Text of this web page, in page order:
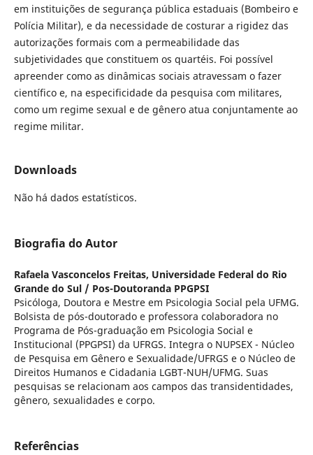
em instituições de segurança pública estaduais (Bombeiro e
Polícia Militar), e da necessidade de costurar a rigidez das
autorizações formais com a permeabilidade das
subjetividades que constituem os quartéis. Foi possível
apreender como as dinâmicas sociais atravessam o fazer
científico e, na especificidade da pesquisa com militares,
como um regime sexual e de gênero atua conjuntamente ao
regime militar.
Downloads
Não há dados estatísticos.
Biografia do Autor
Rafaela Vasconcelos Freitas, Universidade Federal do Rio
Grande do Sul / Pos-Doutoranda PPGPSI
Psicóloga, Doutora e Mestre em Psicologia Social pela UFMG.
Bolsista de pós-doutorado e professora colaboradora no
Programa de Pós-graduação em Psicologia Social e
Institucional (PPGPSI) da UFRGS. Integra o NUPSEX - Núcleo
de Pesquisa em Gênero e Sexualidade/UFRGS e o Núcleo de
Direitos Humanos e Cidadania LGBT-NUH/UFMG. Suas
pesquisas se relacionam aos campos das transidentidades,
gênero, sexualidades e corpo.
Referências